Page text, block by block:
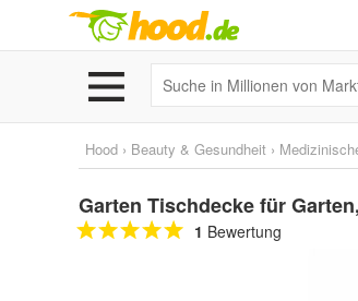
Hood › Beauty & Gesundheit ›
Garten Tischdecke für
1 Bewertung